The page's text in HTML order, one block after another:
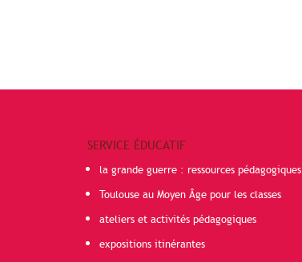
SERVICE ÉDUCATIF
la grande guerre : ressources pédagogiques
Toulouse au Moyen Âge pour les classes
ateliers et activités pédagogiques
expositions itinérantes